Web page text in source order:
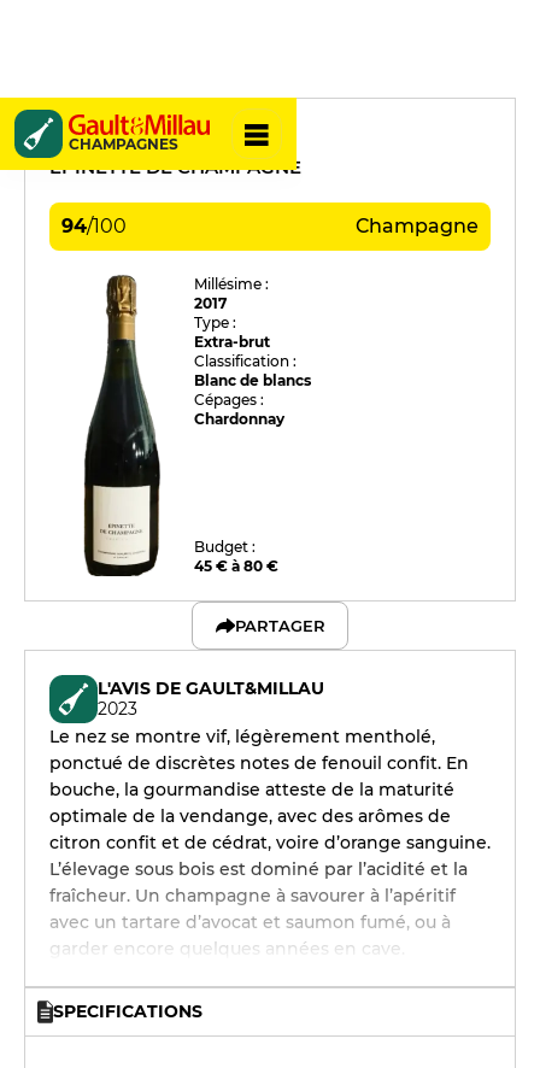
CHAMPAGNES
Maurice Choppin
EPINETTE DE CHAMPAGNE
94/100 Champagne
Millésime :
2017
Type :
Extra-brut
Classification :
Blanc de blancs
Cépages :
Chardonnay
Budget :
45 € à 80 €
PARTAGER
L'AVIS DE GAULT&MILLAU
2023
Le nez se montre vif, légèrement mentholé,
ponctué de discrètes notes de fenouil confit. En
bouche, la gourmandise atteste de la maturité
optimale de la vendange, avec des arômes de
citron confit et de cédrat, voire d’orange sanguine.
L’élevage sous bois est dominé par l’acidité et la
fraîcheur. Un champagne à savourer à l’apéritif
avec un tartare d’avocat et saumon fumé, ou à
garder encore quelques années en cave.
SPECIFICATIONS